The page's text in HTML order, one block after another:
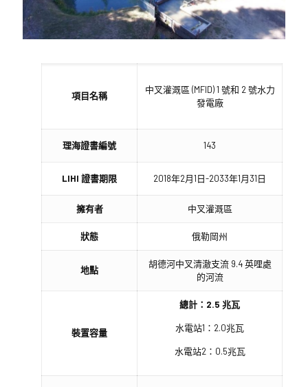
項目名稱
中叉灌溉區 (MFID) 1 號和 2 號水力
發電廠
理海證書編號 143
LIHI 證書期限 2018年2月1日-2033年1月31日
擁有者 中叉灌溉區
狀態 俄勒岡州
地點
胡德河中叉清澈支流 9.4 英哩處
的河流
裝置容量
總計：2.5 兆瓦
水電站1：2.0兆瓦
水電站2：0.5兆瓦